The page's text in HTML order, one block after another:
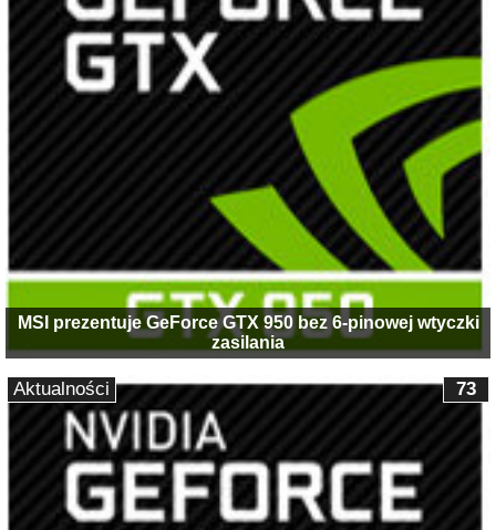
MSI prezentuje GeForce GTX 950 bez 6-pinowej wtyczki
zasilania
73
Aktualności